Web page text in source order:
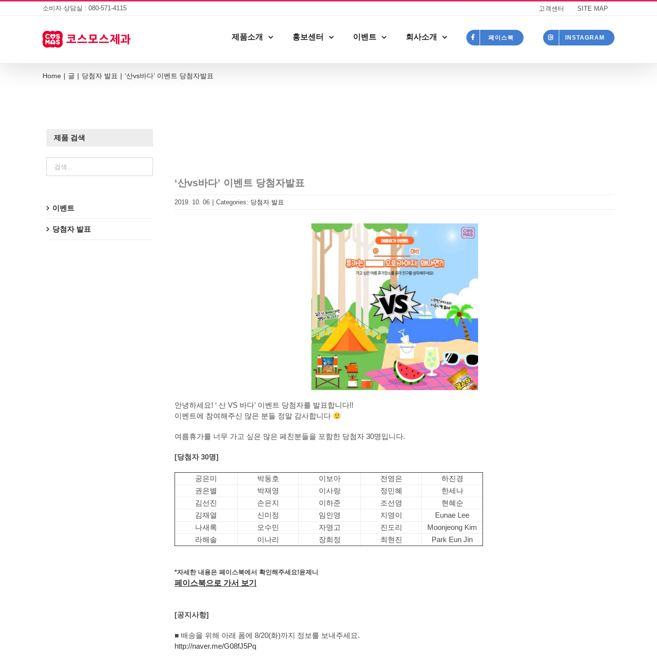
소비자 상담실 : 080-571-4115 고객센터 SITE MAP
제품소개 홍보센터 이벤트 회사소개 페이스북 INSTAGRAM
Home | 글 | 당첨자 발표 | ‘산vs바다’ 이벤트 당첨자발표
‘산vs바다’ 이벤트 당첨자발표
2019. 10. 06 Categories: 당첨자 발표
안녕하세요! ‘ 산 VS 바다’ 이벤트 당첨자를 발표합니다!!
이벤트에 참여해주신 많은 분들 정말 감사합니다
여름휴가를 너무 가고 싶은 많은 페친분들을 포함한 당첨자 30명입니다.
[당첨자 30명]
공은미 박동호 이보아 전영은
하진경
권은별
박재영 이사랑 정민혜
한세나
김선진
손은지 이하준 조선영
현혜순
김재열
신미정 임인영 지영이
Eunae Lee
나새록
오수민 자영고 진도리
Moonjeong Kim
라해솔
이나리 장희정 최현진 Park Eun Jin
*자세한 내용은 페이스북에서 확인해주세요!윤제니
페이스북으로 가서 보기
[공지사항]
■ 배송을 위해 아래 폼에 8/20(화)까지 정보를 보내주세요.
http://naver.me/G08fJ5Pq
제품 검색
이벤트
당첨자 발표